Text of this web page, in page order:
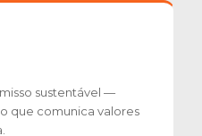
sustentável —
que comunica valores